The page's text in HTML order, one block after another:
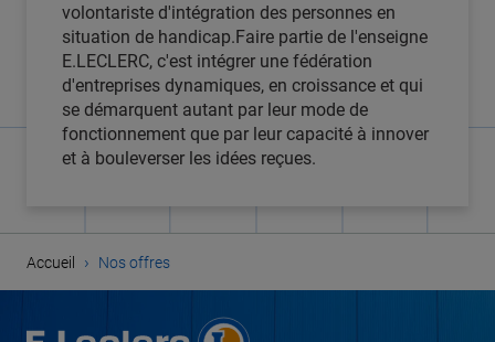
volontariste d'intégration des personnes en
situation de handicap.Faire partie de l'enseigne
E.LECLERC, c'est intégrer une fédération
d'entreprises dynamiques, en croissance et qui
se démarquent autant par leur mode de
fonctionnement que par leur capacité à innover
et à bouleverser les idées reçues.
Accueil › Nos offres